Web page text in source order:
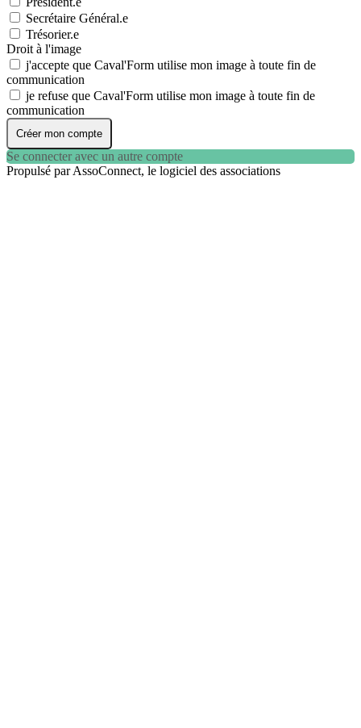
Secrétaire Général.e
Trésorier.e
Droit à l'image
j'accepte que Caval'Form utilise mon image à toute fin de
communication
je refuse que Caval'Form utilise mon image à toute fin de
communication
Créer mon compte
Se connecter avec un autre compte
Propulsé par AssoConnect, le logiciel des associations